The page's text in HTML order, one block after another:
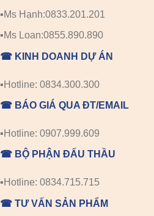
▪️Ms Hạnh:0833.201.201
▪️Ms Loan:0855.890.890
☎ KINH DOANH DỰ ÁN
▪️Hotline: 0834.300.300
☎ BÁO GIÁ QUA ĐT/EMAIL
▪️Hotline: 0907.999.609
☎ BỘ PHẬN ĐẤU THẦU
▪️Hotline: 0834.715.715
☎ TƯ VẤN SẢN PHẨM